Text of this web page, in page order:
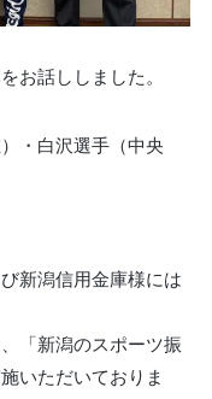
お話ししました。
・白沢選手（中央
新潟信用金庫様には
「新潟のスポーツ振
いただいておりま